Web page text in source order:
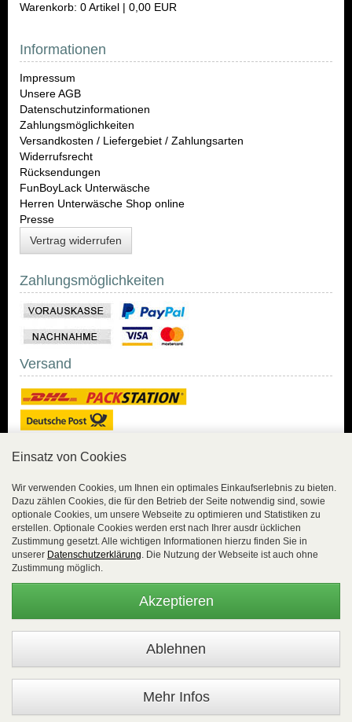
Warenkorb: 0 Artikel | 0,00 EUR
Informationen
Impressum
Unsere AGB
Datenschutzinformationen
Zahlungsmöglichkeiten
Versandkosten / Liefergebiet / Zahlungsarten
Widerrufsrecht
Rücksendungen
FunBoyLack Unterwäsche
Herren Unterwäsche Shop online
Presse
Vertrag widerrufen
Zahlungsmöglichkeiten
Versand
Sicher Einkaufen mit
Trusted Shops und
Geld-zurück-Garantie.
lückenlos verschlüsselt
übertragen.
Die Shop-Server sind PCI-zertifiziert.
+49 (0)2654 8839818 - Fax: 02654 883 9820 -
Einsatz von Cookies
Wir verwenden Cookies, um Ihnen ein optimales Einkaufserlebnis zu bieten.
Dazu zählen Cookies, die für den Betrieb der Seite notwendig sind, sowie
optionale Cookies, um unsere Webseite zu optimieren und Statistiken zu
erstellen. Optionale Cookies werden erst nach Ihrer ausdr ücklichen
Zustimmung gesetzt. Alle wichtigen Informationen hierzu finden Sie in
unserer Datenschutzerklärung. Die Nutzung der Webseite ist auch ohne
Zustimmung möglich.
Akzeptieren
Mehr Infos